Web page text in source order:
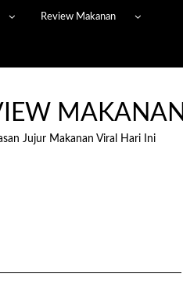
Review Makanan
MAKANAN
Jujur Makanan Viral Hari Ini